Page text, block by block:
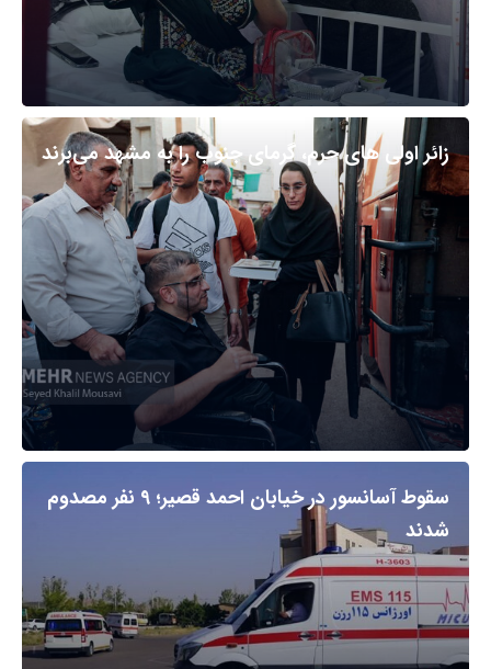
زائر اولی های حرم، گرمای جنوب را به مشهد می‌برند
سقوط آسانسور در خیابان احمد قصیر؛ ۹ نفر مصدوم
شدند